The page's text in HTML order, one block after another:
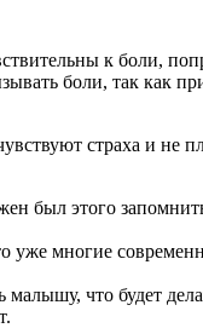
к боли,
боли, так как
страха и не
был этого
уже многие
что будет